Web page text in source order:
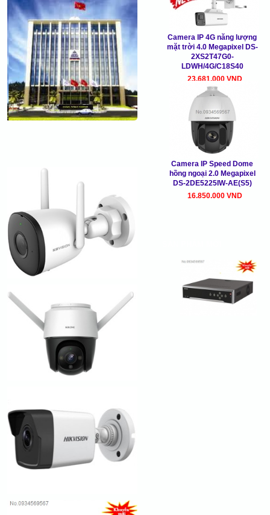
Camera IP 4G năng lượng
mặt trời 4.0 Megapixel DS-
2XS2T47G0-
LDWH/4G/C18S40
23.681.000 VND
Camera IP Speed Dome
hồng ngoại 2.0 Megapixel
DS-2DE5225IW-AE(S5)
16.850.000 VND